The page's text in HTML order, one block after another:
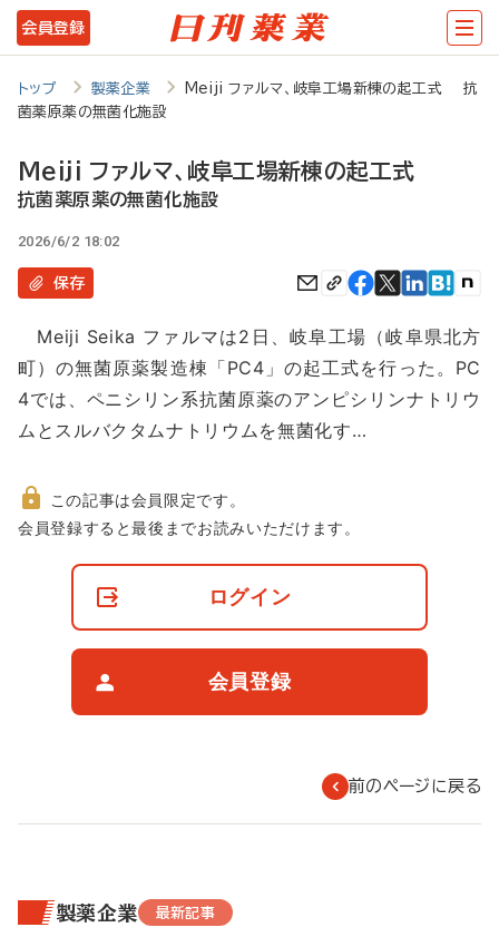
メ
イ
コ
テ
ツ
に
動
会員登録
トップ 製薬企業
Meiji ファルマ、岐阜工場新棟の起工式 抗
菌薬原薬の無菌化施設
Meiji ファルマ、岐阜工場新棟の起工式
抗菌薬原薬の無菌化施設
2026/6/2 18:02
保存
Meiji Seika ファルマは2日、岐阜工場（岐阜県北方
町）の無菌原薬製造棟「PC4」の起工式を行った。PC
4では、ペニシリン系抗菌原薬のアンピシリンナトリウ
ムとスルバクタムナトリウムを無菌化す…
非
この記事は会員限定です。
会員登録すると最後までお読みいただけます。
ログイン
会員登録
前のページに戻る
製薬企業 最新記事